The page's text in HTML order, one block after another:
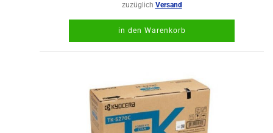
zuzüglich Versand
in den Warenkorb